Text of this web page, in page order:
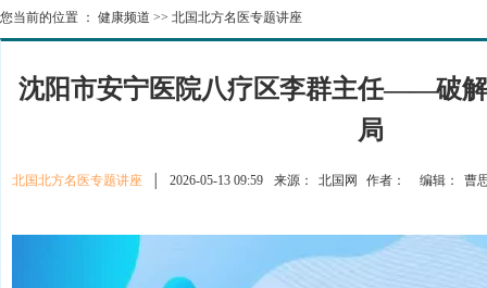
您当前的位置 ： 健康频道 >> 北国北方名医专题讲座
沈阳市安宁医院八疗区李群主任——破
局
北国北方名医专题讲座 2026-05-13 09:59 来源： 北国网 作者： 编辑： 曹